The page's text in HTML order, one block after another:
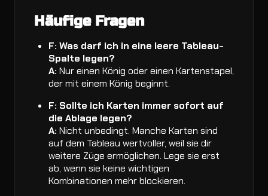
Häufige Fragen
F: Was darf ich in eine leere Tableau-
Spalte legen?
A: Nur einen König oder einen Kartenstapel,
der mit einem König beginnt.
F: Sollte ich Karten immer sofort auf
die Ablage legen?
A: Nicht unbedingt. Manche Karten sind
auf dem Tableau wertvoller, weil sie dir
weitere Züge ermöglichen. Lege sie erst
ab, wenn sie keine wichtigen
Kombinationen mehr blockieren.